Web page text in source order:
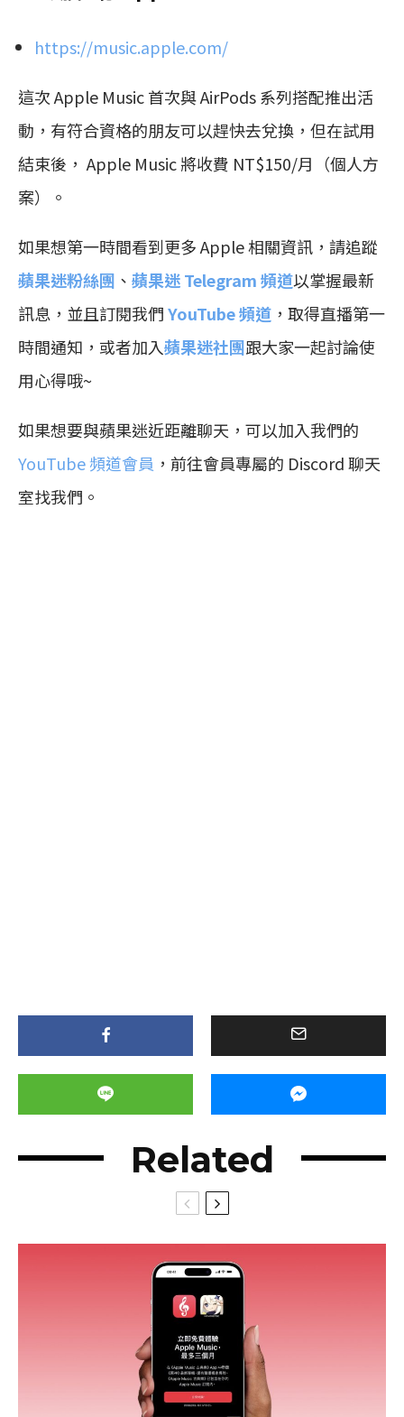
https://music.apple.com/
這次 Apple Music 首次與 AirPods 系列搭配推出活
動，有符合資格的朋友可以趕快去兌換，但在試用
結束後， Apple Music 將收費 NT$150/月（個人方
案）。
如果想第一時間看到更多 Apple 相關資訊，請追蹤
蘋果迷粉絲團 、 蘋果迷 Telegram 頻道以掌握最新
訊息，並且訂閱我們YouTube 頻道 ，取得直播第一
時間通知，或者加入蘋果迷社團跟大家一起討論使
用心得哦~
如果想要與蘋果迷近距離聊天，可以加入我們的
YouTube 頻道會員 ，前往會員專屬的 Discord 聊天
室找我們。
Related